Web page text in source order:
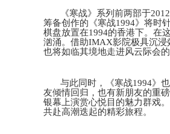
《寒战》系列前两部于
筹备创作的《寒战1994》将时
棋盘放置在1994的香港下。在
汹涌。 借助IMAX影院极具沉浸
也将如临其境地走进风云际会
与此同时，《寒战1994》
友倾情回归，也有新朋友的重
银幕上演赏心悦目的魅力群戏。
共赴高潮迭起的精彩旅程。